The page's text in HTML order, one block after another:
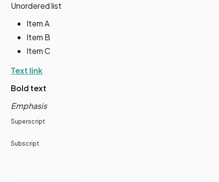
Unordered list
Item A
Item B
Item C
Text link
Bold text
Emphasis
Superscript
Subscript